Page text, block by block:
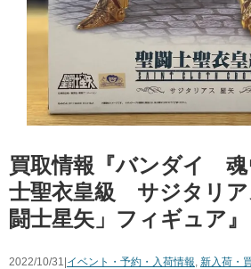
買取情報『バンダイ
士聖衣皇級 サジタリ
闘士星矢」フィギュア』
2022/10/31|イベント・予約・入荷情報 新入荷・